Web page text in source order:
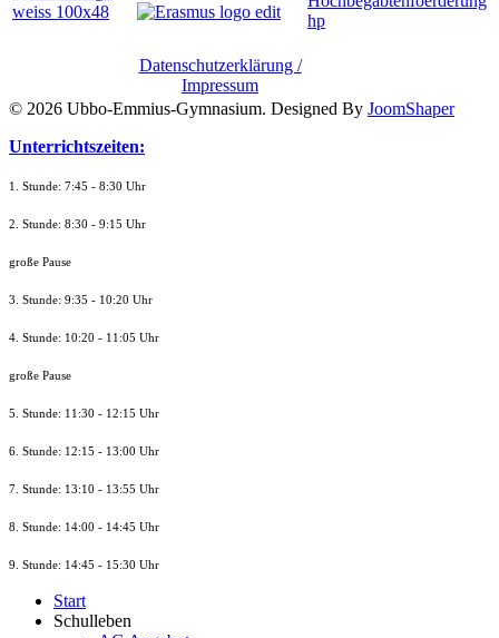
Datenschutzerklärung /
Impressum
© 2026 Ubbo-Emmius-Gymnasium. Designed By JoomShaper
Unterrichtszeiten:
1. Stunde: 7:45 - 8:30 Uhr
2. Stunde: 8:30 - 9:15 Uhr
große Pause
3. Stunde: 9:35 - 10:20 Uhr
4. Stunde: 10:20 - 11:05 Uhr
große Pause
5. Stunde: 11:30 - 12:15 Uhr
6. Stunde: 12:15 - 13:00 Uhr
7. Stunde: 13:10 - 13:55 Uhr
8. Stunde: 14:00 - 14:45 Uhr
9. Stunde: 14:45 - 15:30 Uhr
Start
Schulleben